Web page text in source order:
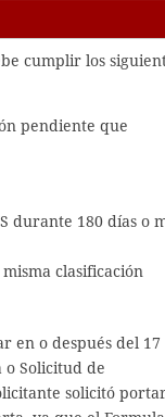
cumplir los
pendiente que
durante 180 días o
clasificación
en o después del 17
Solicitud de
solicitó